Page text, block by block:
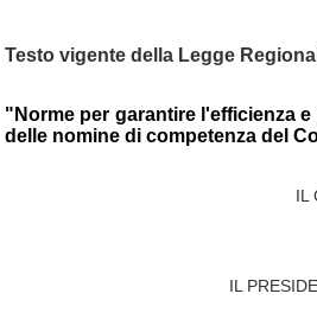
Testo vigente della Legge
"Norme per garantire l'efficienza
delle nomine di competenza del
IL
IL